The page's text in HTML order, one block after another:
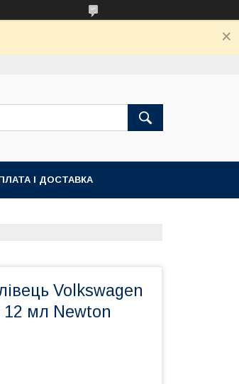
І ДОСТАВКА
Volkswagen
12 мл Newton